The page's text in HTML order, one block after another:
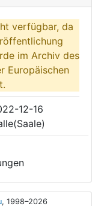
verfügbar, da
im Archiv des
Europäischen
12-16
, 1998–2026